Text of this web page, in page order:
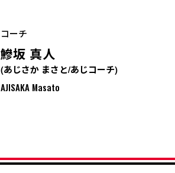
コーチ
鰺坂 真人
(あじさか まさと/あじコーチ)
AJISAKA Masato